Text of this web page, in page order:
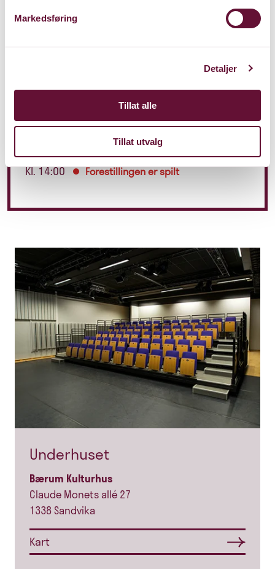
Markedsføring
Detaljer
Tillat alle
Tillat utvalg
Pris: 0 - 185
Varighet: 45 min
Lørdag 1. mars 2025
Kl. 14:00 Forestillingen er spilt
Underhuset
Bærum Kulturhus
Claude Monets allé 27
1338 Sandvika
Kart